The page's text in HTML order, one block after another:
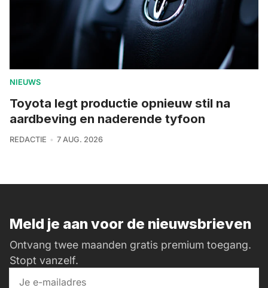
NIEUWS
Toyota legt productie opnieuw stil na
aardbeving en naderende tyfoon
REDACTIE 7 AUG. 2026
Meld je aan voor de nieuwsbrieven
Ontvang twee maanden gratis premium toegang.
Stopt vanzelf.